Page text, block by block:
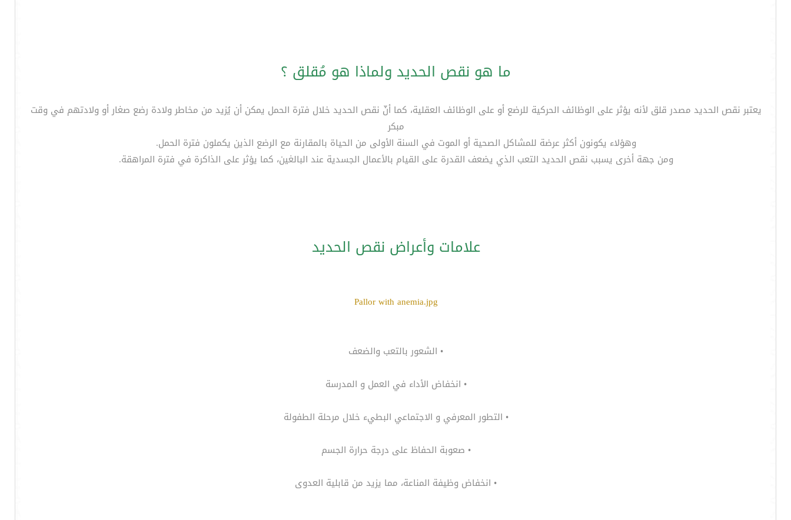
ما هو نقص الحديد ولماذا هو مُقلق ؟
يعتبر نقص الحديد مصدر قلق لأنه يؤثر على الوظائف الحركية للرضع أو على الوظائف العقلية، كما أنّ نقص الحديد خلال فترة الحمل يمكن أن يُزيد من مخاطر ولادة رضع صغار أو ولادتهم في وقت
مبكر
وهؤلاء يكونون أكثر عرضة للمشاكل الصحية أو الموت في السنة الأولى من الحياة بالمقارنة مع الرضع الذين يكملون فترة الحمل.
ومن جهة أخرى يسبب نقص الحديد التعب الذي يضعف القدرة على القيام بالأعمال الجسدية عند البالغين، كما يؤثر على الذاكرة في فترة المراهقة.
علامات وأعراض نقص الحديد
Pallor with anemia.jpg
• الشعور بالتعب والضعف
• انخفاض الأداء في العمل و المدرسة
• التطور المعرفي و الاجتماعي البطيء خلال مرحلة الطفولة
• صعوبة الحفاظ على درجة حرارة الجسم
• انخفاض وظيفة المناعة، مما يزيد من قابلية العدوى